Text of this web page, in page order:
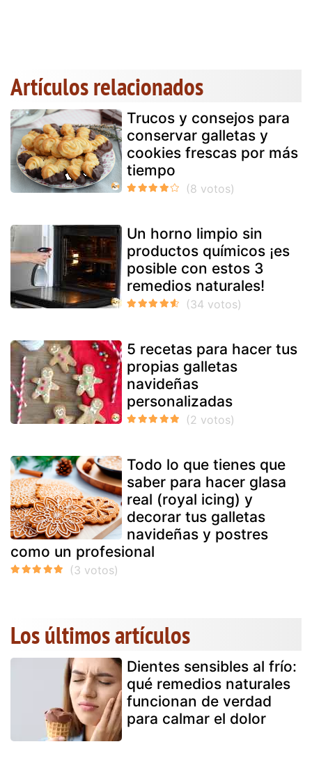
Artículos relacionados
Trucos y consejos para
conservar galletas y
cookies frescas por más
tiempo
Un horno limpio sin
productos químicos ¡es
posible con estos 3
remedios naturales!
5 recetas para hacer tus
propias galletas
navideñas
personalizadas
Todo lo que tienes que
saber para hacer glasa
real (royal icing) y
decorar tus galletas
navideñas y postres
como un profesional
Los últimos artículos
Dientes sensibles al frío:
qué remedios naturales
funcionan de verdad
para calmar el dolor